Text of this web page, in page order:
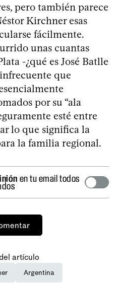
pero también parece
Kirchner esas
fácilmente.
unas cuantas
-¿qué es José Batlle
que
por su “ala
esté entre
lo que significa la
la familia regional.
en tu email todos
artículo
Argentina